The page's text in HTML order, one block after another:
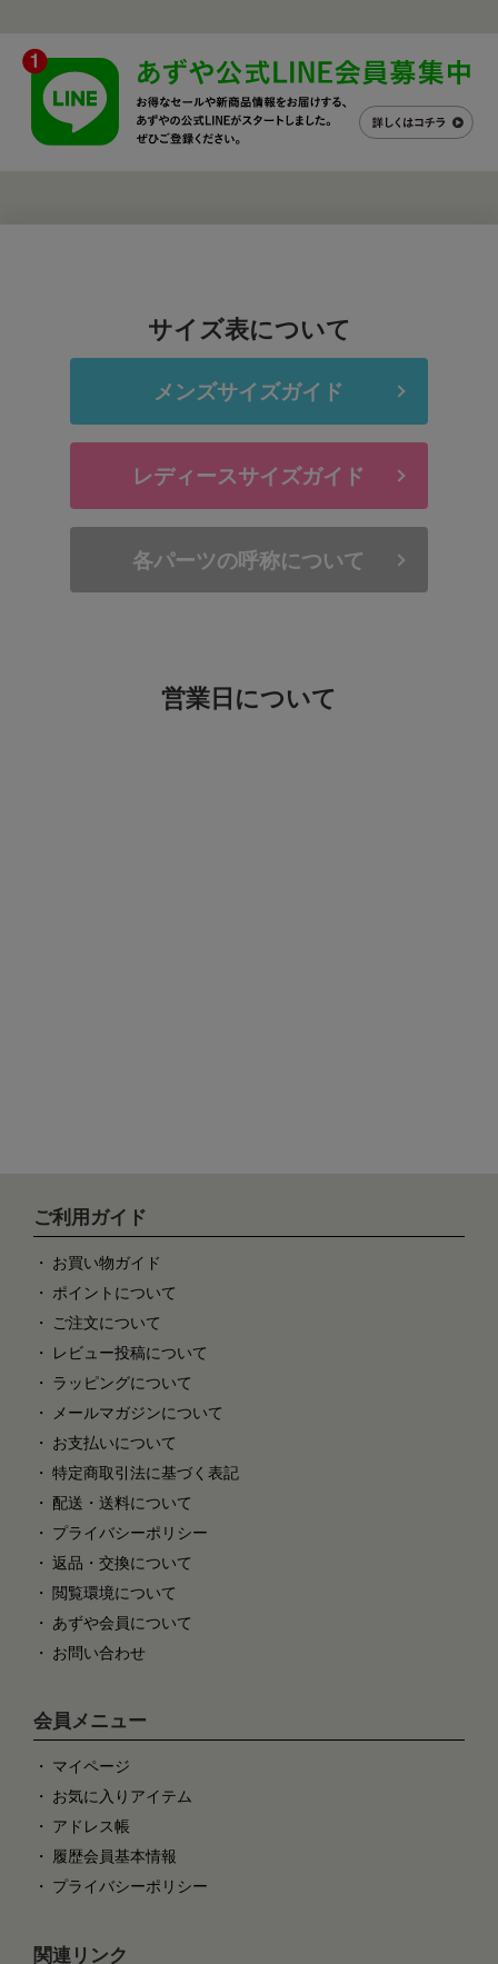
サイズ表について
メンズサイズガイド
レディースサイズガイド
各パーツの呼称について
営業日について
ご利用ガイド
お買い物ガイド
ポイントについて
ご注文について
レビュー投稿について
ラッピングについて
メールマガジンについて
お支払いについて
特定商取引法に基づく表記
配送・送料について
プライバシーポリシー
返品・交換について
閲覧環境について
あずや会員について
お問い合わせ
会員メニュー
マイページ
お気に入りアイテム
アドレス帳
履歴会員基本情報
プライバシーポリシー
関連リンク